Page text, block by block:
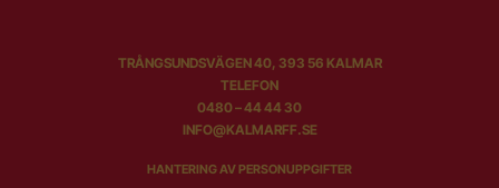
TRÅNGSUNDSVÄGEN 40, 393 56 KALMAR
TELEFON
0480 – 44 44 30
INFO@KALMARFF.SE
HANTERING AV PERSONUPPGIFTER